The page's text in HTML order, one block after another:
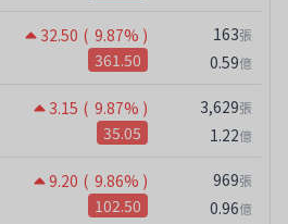
32.50 ( 9.87% )
361.50
163張
0.59億
3.15 ( 9.87% )
35.05
3,629張
1.22億
9.20 ( 9.86% )
102.50
969張
0.96億